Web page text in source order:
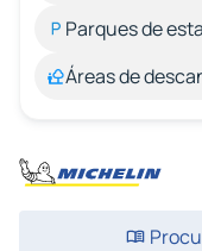
Parques de
Áreas de